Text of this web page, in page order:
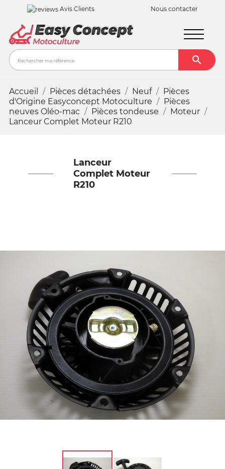
Avis Clients Nous contacter

Accueil Pièces détachées Neuf
Pièces
d'Origine Easyconcept Motoculture
Pièces
neuves Oléo-mac
Pièces tondeuse
Moteur
Lanceur Complet Moteur R210
Lanceur
Complet Moteur
R210